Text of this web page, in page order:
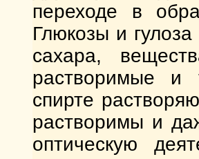
переходе в
Глюкозы и
сахара,
растворимые и
спирте
растворимы и
оптическую